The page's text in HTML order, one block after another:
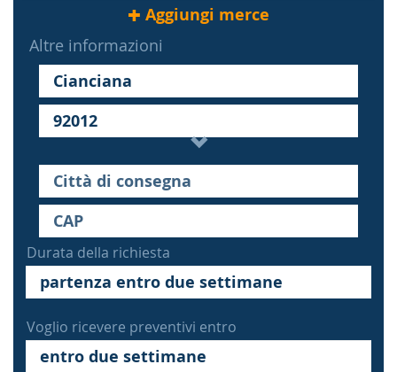
Aggiungi merce
Altre informazioni
Durata della richiesta
Voglio ricevere preventivi entro